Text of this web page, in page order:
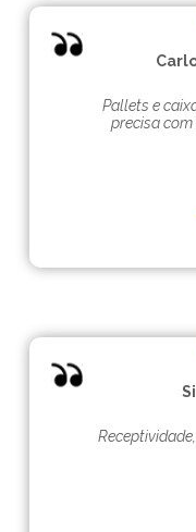
Pallets e
precisa com